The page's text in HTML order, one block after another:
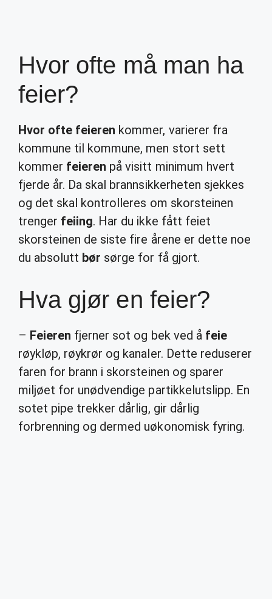
Hvor ofte må man ha
feier?
Hvor ofte feieren kommer, varierer fra
kommune til kommune, men stort sett
kommer feieren på visitt minimum hvert
fjerde år. Da skal brannsikkerheten sjekkes
og det skal kontrolleres om skorsteinen
trenger feiing. Har du ikke fått feiet
skorsteinen de siste fire årene er dette noe
du absolutt bør sørge for få gjort.
Hva gjør en feier?
– Feieren fjerner sot og bek ved å feie
røykløp, røykrør og kanaler. Dette reduserer
faren for brann i skorsteinen og sparer
miljøet for unødvendige partikkelutslipp. En
sotet pipe trekker dårlig, gir dårlig
forbrenning og dermed uøkonomisk fyring.